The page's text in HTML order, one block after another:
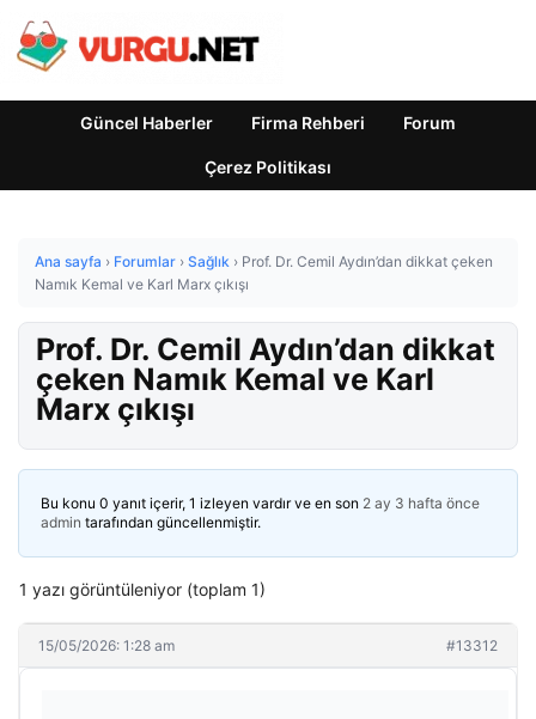
Güncel Haberler Firma Rehberi Forum
Çerez Politikası
Ana sayfa › Forumlar › Sağlık › Prof. Dr. Cemil Aydın’dan dikkat çeken
Namık Kemal ve Karl Marx çıkışı
Prof. Dr. Cemil Aydın’dan dikkat
çeken Namık Kemal ve Karl
Marx çıkışı
Bu konu 0 yanıt içerir, 1 izleyen vardır ve en son 2 ay 3 hafta önce
admin tarafından güncellenmiştir.
1 yazı görüntüleniyor (toplam 1)
15/05/2026: 1:28 am #13312